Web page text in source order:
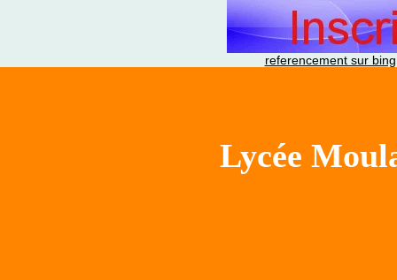
referencement sur bing
Lycée